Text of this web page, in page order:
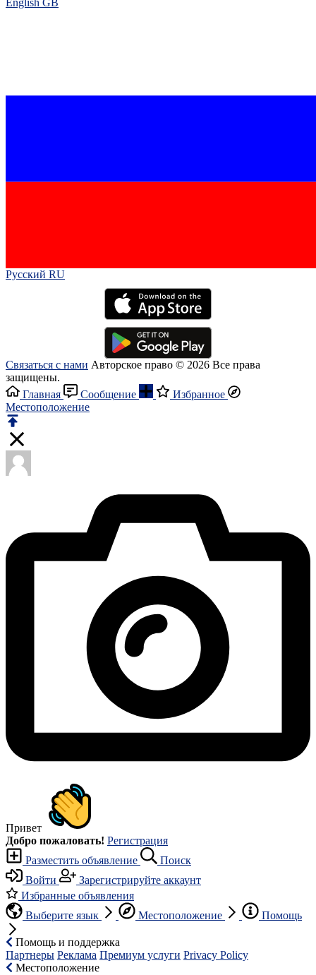
English GB‎
Русский RU‎
Связаться с нами Авторское право © 2026 Все права
защищены.
Главная
Сообщение
Избранное
Местоположение
Привет
Добро пожаловать! Регистрация
Разместить объявление
Поиск
Войти
Зарегистрируйте аккаунт
Избранные объявления
Выберите язык
Местоположение Помощь
Помощь и поддержка
Партнеры Реклама Премиум услуги Privacy Policy
Местоположение